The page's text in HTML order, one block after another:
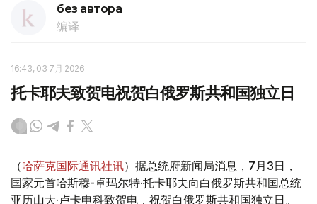
без автора
编译
16:43, 03 7月 2026
托卡耶夫致贺电祝贺白俄罗斯共和国独立日
（哈萨克国际通讯社讯）据总统府新闻局消息，7月3日，
国家元首哈斯穆-卓玛尔特·托卡耶夫向白俄罗斯共和国总统
亚历山大·卢卡申科致贺电，祝贺白俄罗斯共和国独立日。